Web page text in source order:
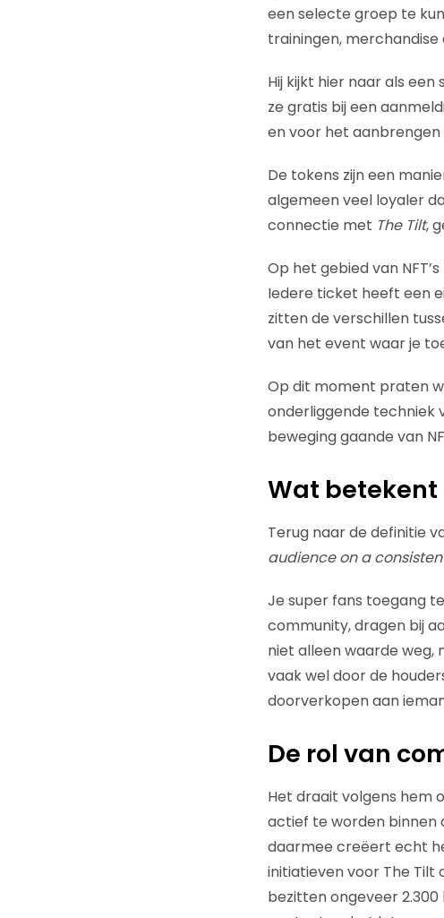
een selecte groep te
trainingen,
Hij kijkt hier naar als
ze gratis bij een
en voor het
De tokens zijn een
algemeen veel loyaler
connectie met The Tilt,
Op het gebied van
Iedere ticket heeft een
zitten de verschillen
van het event waar je
Op dit moment praten
onderliggende techniek
beweging gaande van
Wat
Terug naar de definitie
audience on a
Je super fans toegang
community, dragen bij
niet alleen waarde weg,
vaak wel door de
doorverkopen aan
De rol van
Het draait volgens hem
actief te worden binnen
daarmee creëert echt
initiatieven voor The Tilt
bezitten ongeveer